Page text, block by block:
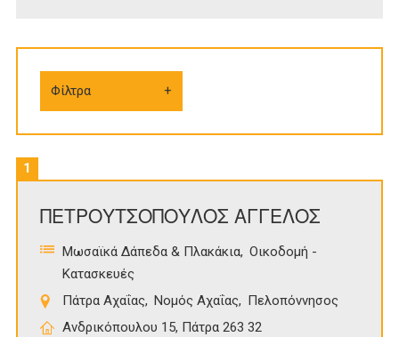
Φίλτρα
1
ΠΕΤΡΟΥΤΣΟΠΟΥΛΟΣ ΑΓΓΕΛΟΣ
Μωσαϊκά Δάπεδα & Πλακάκια Οικοδομή -
Κατασκευές
Πάτρα Αχαΐας
Νομός Αχαΐας
Πελοπόννησος
Ανδρικόπουλου 15, Πάτρα 263 32